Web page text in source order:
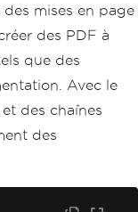
mises en page
des PDF à
que des
Avec le
des chaînes
des